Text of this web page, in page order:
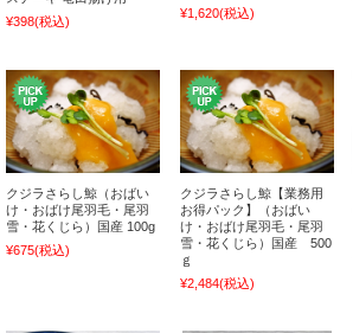
¥398(税込)
¥1,620(税込)
クジラさらし鯨（おばい
け・おばけ尾羽毛・尾羽
雪・花くじら）国産 100g
¥675(税込)
クジラさらし鯨【業務用
お得パック】（おばい
け・おばけ尾羽毛・尾羽
雪・花くじら）国産 500
ｇ
¥2,484(税込)